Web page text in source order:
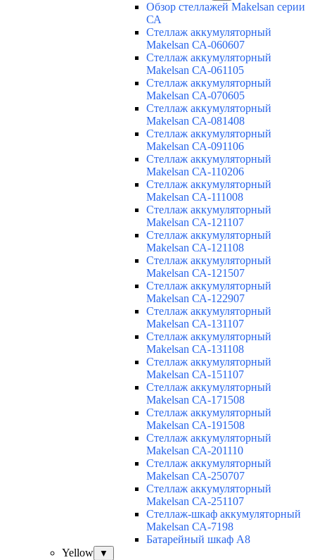
Обзор стеллажей Makelsan серии
СА
Cтеллаж аккумуляторный
Makelsan СА-060607
Cтеллаж аккумуляторный
Makelsan СА-061105
Cтеллаж аккумуляторный
Makelsan СА-070605
Cтеллаж аккумуляторный
Makelsan СА-081408
Cтеллаж аккумуляторный
Makelsan СА-091106
Cтеллаж аккумуляторный
Makelsan СА-110206
Cтеллаж аккумуляторный
Makelsan СА-111008
Cтеллаж аккумуляторный
Makelsan СА-121107
Cтеллаж аккумуляторный
Makelsan СА-121108
Cтеллаж аккумуляторный
Makelsan СА-121507
Cтеллаж аккумуляторный
Makelsan СА-122907
Cтеллаж аккумуляторный
Makelsan СА-131107
Cтеллаж аккумуляторный
Makelsan СА-131108
Cтеллаж аккумуляторный
Makelsan СА-151107
Cтеллаж аккумуляторный
Makelsan СА-171508
Cтеллаж аккумуляторный
Makelsan СА-191508
Cтеллаж аккумуляторный
Makelsan СА-201110
Cтеллаж аккумуляторный
Makelsan СА-250707
Cтеллаж аккумуляторный
Makelsan СА-251107
Стеллаж-шкаф аккумуляторный
Makelsan СА-7198
Батарейный шкаф А8
Yellow
▼